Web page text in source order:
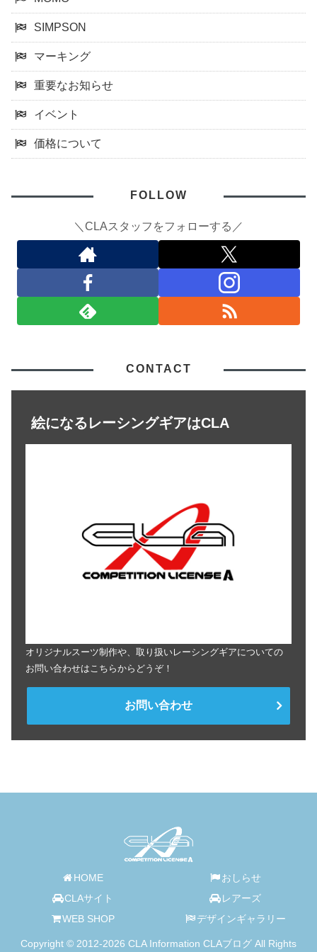
SIMPSON
マーキング
重要なお知らせ
イベント
価格について
FOLLOW
＼CLAスタッフをフォローする／
CONTACT
絵になるレーシングギアはCLA
オリジナルスーツ制作や、取り扱いレーシングギアについての
お問い合わせはこちらからどうぞ！
お問い合わせ
HOME
おしらせ
CLAサイト
レアーズ
WEB SHOP
デザインギャラリー
Copyright © 2012-2026 CLA Information CLAブログ All Rights